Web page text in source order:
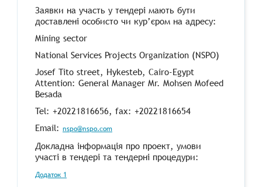
Заявки на участь у тендері мають бути
доставлені особисто чи кур’єром на адресу:
Mining sector
National Services Projects Organization (NSPO)
Josef Tito street, Hykesteb, Cairo-Egypt
Attention: General Manager Mr. Mohsen Mofeed
Besada
Tel: +20221816656, fax: +20221816654
Email: nspo@nspo.com
Докладна інформація про проект, умови
участі в тендері та тендерні процедури:
Додаток 1